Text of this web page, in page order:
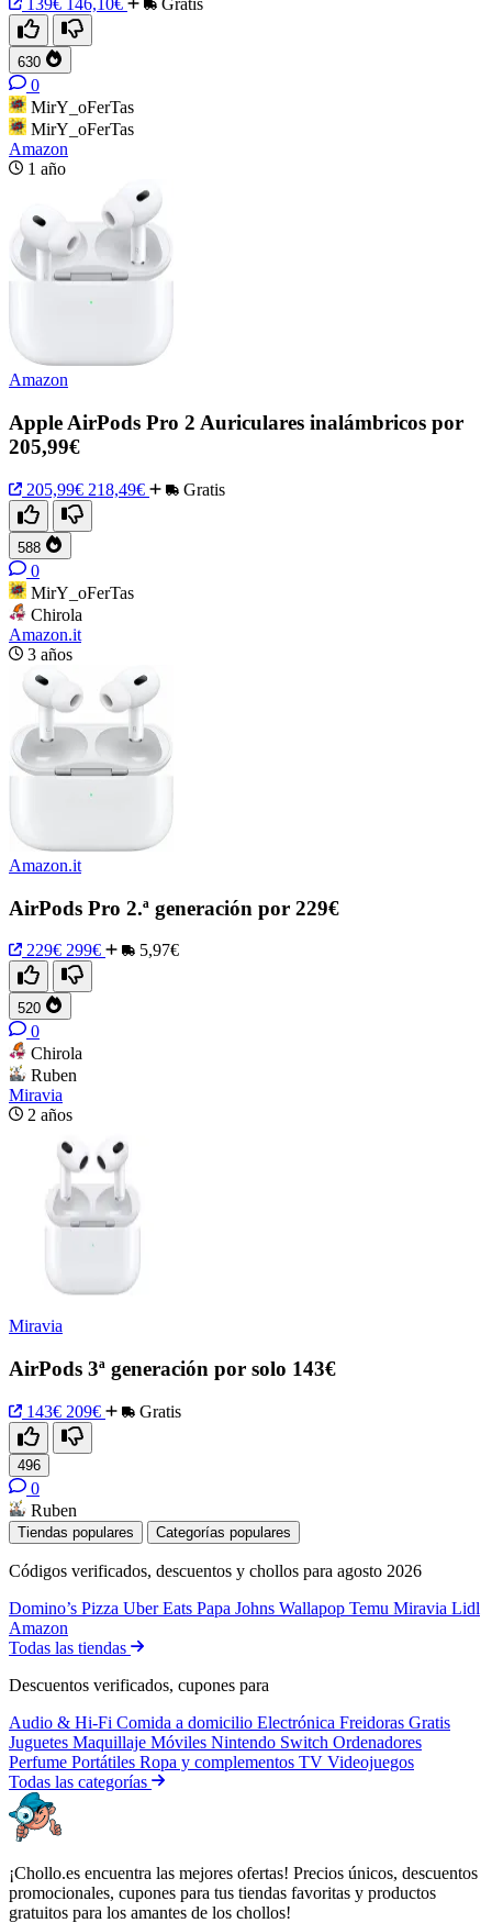
139€ 146,10€ Gratis
630
0
MirY_oFerTas
MirY_oFerTas
Amazon
1 año
Amazon
Apple AirPods Pro 2 Auriculares inalámbricos por
205,99€
205,99€ 218,49€ Gratis
588
0
MirY_oFerTas
Chirola
Amazon.it
3 años
Amazon.it
AirPods Pro 2.ª generación por 229€
229€ 299€ 5,97€
520
0
Chirola
Ruben
Miravia
2 años
Miravia
AirPods 3ª generación por solo 143€
143€ 209€ Gratis
496
0
Ruben
Tiendas populares Categorías populares
Códigos verificados, descuentos y chollos para agosto 2026
Domino’s Pizza Uber Eats Papa Johns Wallapop Temu Miravia Lidl
Amazon
Todas las tiendas
Descuentos verificados, cupones para
Audio & Hi-Fi Comida a domicilio Electrónica Freidoras Gratis
Juguetes Maquillaje Móviles Nintendo Switch Ordenadores
Perfume Portátiles Ropa y complementos TV Videojuegos
Todas las categorías
¡Chollo.es encuentra las mejores ofertas! Precios únicos, descuentos
promocionales, cupones para tus tiendas favoritas y productos
gratuitos para los amantes de los chollos!